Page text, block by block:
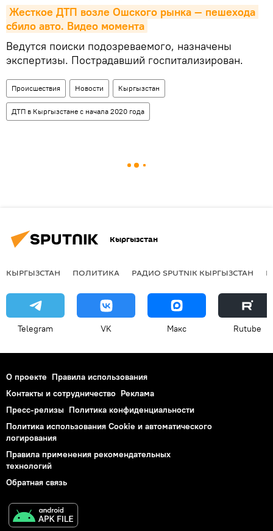
Жесткое ДТП возле Ошского рынка — пешехода
сбило авто. Видео момента
Ведутся поиски подозреваемого, назначены
экспертизы. Пострадавший госпитализирован.
Происшествия Новости Кыргызстан
ДТП в Кыргызстане с начала 2020 года
Кыргызстан
КЫРГЫЗСТАН ПОЛИТИКА РАДИО SPUTNIK КЫРГЫЗСТАН
Telegram VK Макс Rutube
О проекте Правила использования
Контакты и сотрудничество Реклама
Пресс-релизы Политика конфиденциальности
Политика использования Cookie и автоматического
логирования
Правила применения рекомендательных
технологий
Обратная связь